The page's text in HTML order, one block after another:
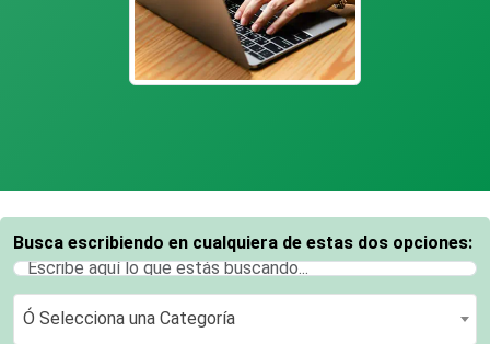
Busca escribiendo en cualquiera de estas dos opciones:
Ó Selecciona una Categoría
Ó Selecciona una Categoría